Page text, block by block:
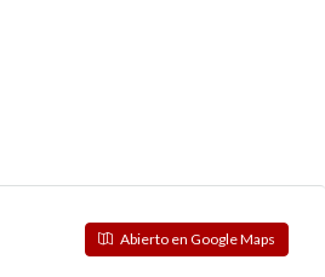
Abierto en Google Maps